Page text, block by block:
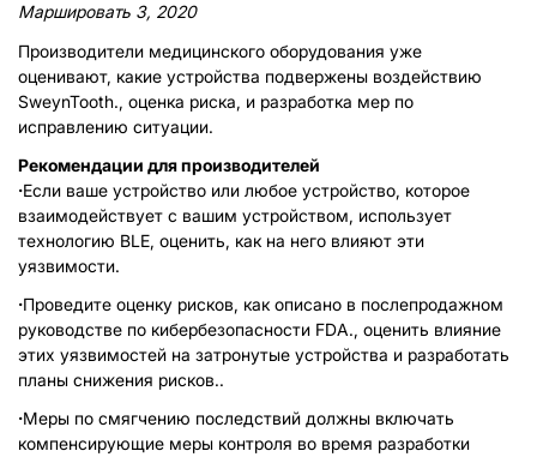
Маршировать 3, 2020
Производители медицинского оборудования уже
оценивают, какие устройства подвержены воздействию
SweynTooth., оценка риска, и разработка мер по
исправлению ситуации.
Рекомендации для производителей
·Если ваше устройство или любое устройство, которое
взаимодействует с вашим устройством, использует
технологию BLE, оценить, как на него влияют эти
уязвимости.
·Проведите оценку рисков, как описано в послепродажном
руководстве по кибербезопасности FDA., оценить влияние
этих уязвимостей на затронутые устройства и разработать
планы снижения рисков..
·Меры по смягчению последствий должны включать
компенсирующие меры контроля во время разработки